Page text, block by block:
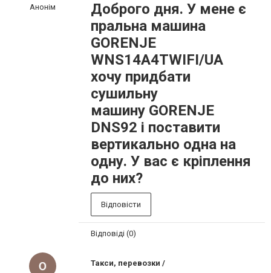
Анонім
Доброго дня. У мене є
пральна машина
GORENJE
WNS14A4TWIFI/UA
хочу придбати
сушильну
машину GORENJE
DNS92 і поставити
вертикально одна на
одну. У вас є кріплення
до них?
Відповісти
Відповіді (0)
Такси, перевозки /